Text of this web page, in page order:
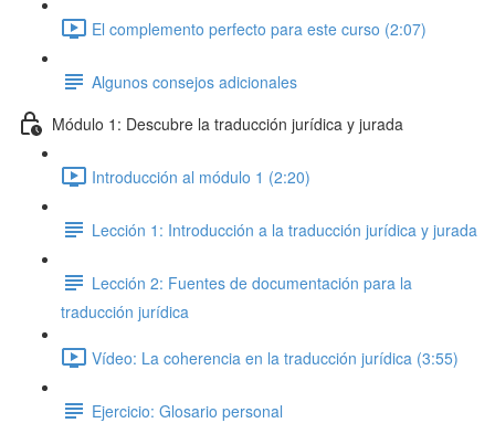
El complemento perfecto para este curso (2:07)
Algunos consejos adicionales
Módulo 1: Descubre la traducción jurídica y jurada
Introducción al módulo 1 (2:20)
Lección 1: Introducción a la traducción jurídica y jurada
Lección 2: Fuentes de documentación para la
traducción jurídica
Vídeo: La coherencia en la traducción jurídica (3:55)
Ejercicio: Glosario personal